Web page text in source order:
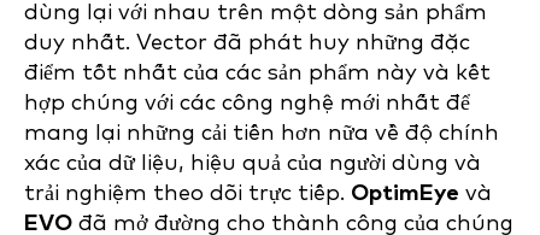
dùng lại với nhau trên một dòng sản phẩm
duy nhất. Vector đã phát huy những đặc
điểm tốt nhất của các sản phẩm này và kết
hợp chúng với các công nghệ mới nhất để
mang lại những cải tiến hơn nữa về độ chính
xác của dữ liệu, hiệu quả của người dùng và
trải nghiệm theo dõi trực tiếp. OptimEye và
EVO đã mở đường cho thành công của chúng